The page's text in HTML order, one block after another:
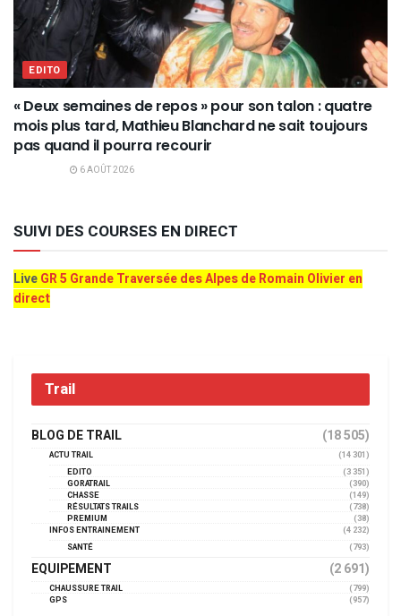
EDITO
« Deux semaines de repos » pour son talon : quatre
mois plus tard, Mathieu Blanchard ne sait toujours
pas quand il pourra recourir
6 AOÛT 2026
SUIVI DES COURSES EN DIRECT
LiveGR 5 Grande Traversée des Alpes de Romain Olivier en
direct
Trail
BLOG DE TRAIL (18 505)
ACTU TRAIL
(14 301)
EDITO
(3 351)
GORATRAIL
(390)
CHASSE
(149)
RÉSULTATS TRAILS
(738)
PREMIUM
(38)
INFOS ENTRAINEMENT
(4 232)
SANTÉ
(793)
EQUIPEMENT (2 691)
CHAUSSURE TRAIL
(799)
GPS
(957)